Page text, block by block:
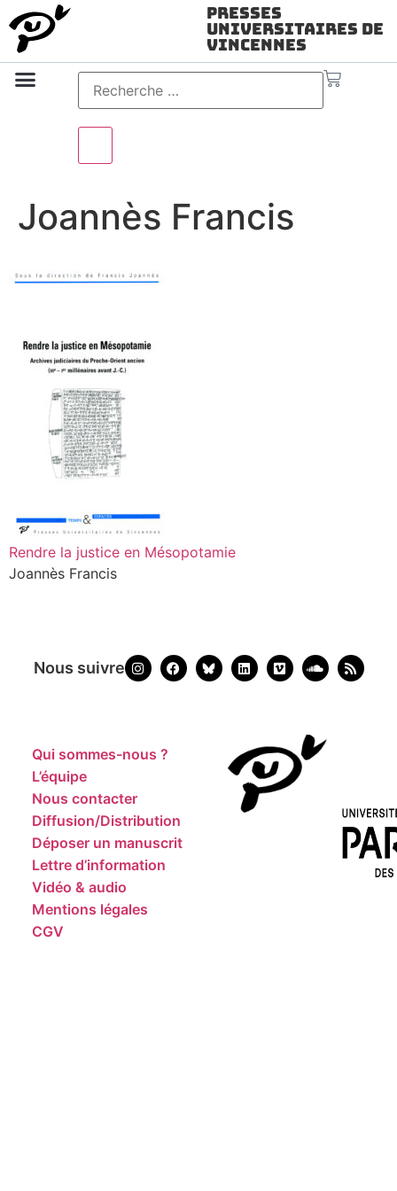
Presses
Universitaires de
Vincennes
Joannès Francis
Rendre la justice en Mésopotamie
Joannès Francis
Nous suivre
Qui sommes-nous ?
L’équipe
Nous contacter
Diffusion/Distribution
Déposer un manuscrit
Lettre d’information
Vidéo & audio
Mentions légales
CGV